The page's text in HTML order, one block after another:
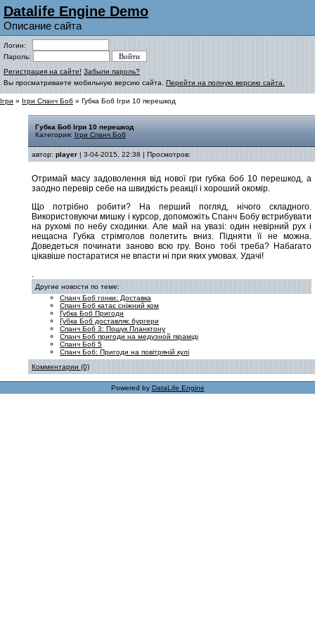
Datalife Engine Demo
Описание сайта
Логин:
Пароль:
Регистрация на сайте! Забыли пароль?
Вы просматриваете мобильную версию сайта. Перейти на полную версию сайта.
Ігри » Ігри Спанч Боб » Губка Боб Ігри 10 перешкод
Губка Боб Ігри 10 перешкод
Категория: Ігри Спанч Боб
автор: player | 3-04-2015, 22:38 | Просмотров:
Отримай масу задоволення від нової гри губка боб 10 перешкод, а
заодно перевір себе на швидкість реакції і хороший окомір.
Що потрібно робити? На перший погляд, нічого складного.
Використовуючи мишку і курсор, допоможіть Спанч Бобу встрибувати
на рухомі по небу сходинки. Але май на увазі: один невірний рух і
нещасна Губка стрімголов полетить вниз. Підняти її не можна.
Доведеться починати заново всю гру. Воно тобі треба? Набагато
цікавіше постаратися не впасти ні при яких умовах. Удачі!
.
Другие новости по теме:
Спанч Боб гонки: Доставка
Спанч Боб катає сніжний ком
Губка Боб Пригоди
Губка Боб доставляє бургери
Спанч Боб 3: Пошук Планктону
Спанч Боб пригоди на медузной піраміді
Спанч Боб 5
Спанч Боб: Пригоди на повітряній кулі
Комментарии (0)
Powered by DataLife Engine